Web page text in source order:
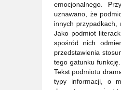
emocjonalnego.
uznawano, że
innych
Jako podmiot
spośród nich
przedstawienia
tego gatunku
Tekst podmiotu
typy informacji, o